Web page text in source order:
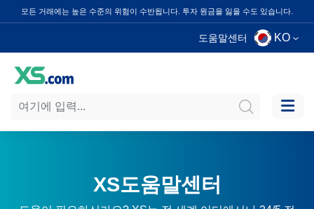
모든 거래에는 높은 수준의 위험이 수반됩니다. 투자 원금을 잃을 수도 있습니다.
도움말센터 KO
XS도움말센터